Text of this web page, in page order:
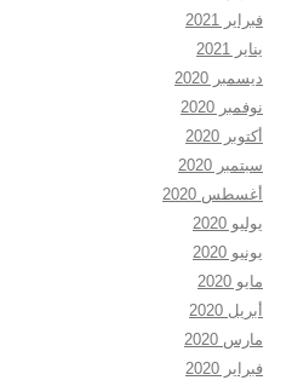
فبراير 2021
يناير 2021
ديسمبر 2020
نوفمبر 2020
أكتوبر 2020
سبتمبر 2020
أغسطس 2020
يوليو 2020
يونيو 2020
مايو 2020
أبريل 2020
مارس 2020
فبراير 2020